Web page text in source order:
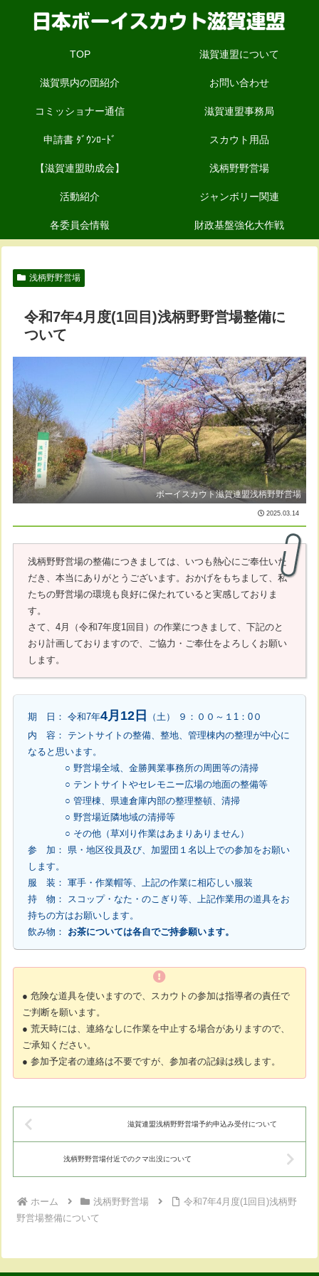
TOP 滋賀連盟について
滋賀県内の団紹介 お問い合わせ
コミッショナー通信 滋賀連盟事務局
申請書 ﾀﾞｳﾝﾛｰﾄﾞ スカウト用品
【滋賀連盟助成会】 浅柄野野営場
活動紹介 ジャンボリー関連
各委員会情報 財政基盤強化大作戦
浅柄野野営場
令和7年4月度(1回目)浅柄野野営場整備に
ついて
ボーイスカウト滋賀連盟浅柄野野営場
2025.03.14
浅柄野野営場の整備につきましては、いつも熱心にご奉仕いた
だき、本当にありがとうございます。おかげをもちまして、私
たちの野営場の環境も良好に保たれていると実感しておりま
す。
さて、4月（令和7年度1回目）の作業につきまして、下記のと
おり計画しておりますので、ご協力・ご奉仕をよろしくお願い
します。
期 日： 令和7年4月12日
（土） ９：００～１1：0０
内 容： テントサイトの整備、整地、管理棟内の整理が中心に
なると思います。
○ 野営場全域、金勝興業事務所の周囲等の清掃
○ テントサイトやセレモニー広場の地面の整備等
○ 管理棟、県連倉庫内部の整理整頓、清掃
○ 野営場近隣地域の清掃等
○ その他（草刈り作業はあまりありません）
参 加： 県・地区役員及び、加盟団１名以上での参加をお願い
します。
服 装： 軍手・作業帽等、上記の作業に相応しい服装
持 物： スコップ・なた・のこぎり等、上記作業用の道具をお
持ちの方はお願いします。
飲み物： お茶については各自でご持参願います。
● 危険な道具を使いますので、スカウトの参加は指導者の責任で
ご判断を願います。
● 荒天時には、連絡なしに作業を中止する場合がありますので、
ご承知ください。
● 参加予定者の連絡は不要ですが、参加者の記録は残します。
滋賀連盟浅柄野野営場予約申込み受付について
浅柄野野営場付近でのクマ出没について
ホーム 浅柄野野営場
令和7年4月度(1回目)浅柄野
野営場整備について